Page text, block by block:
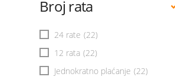
Broj rata
24 rate (22)
12 rata (22)
Jednokratno plaćanje (22)